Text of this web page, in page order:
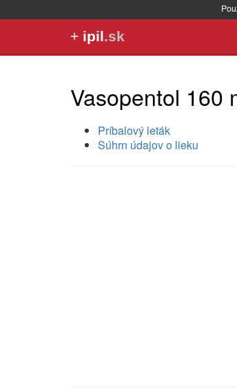
+ ipil.sk
Vasopentol 160
Príbalový leták
Súhrn údajov o lieku